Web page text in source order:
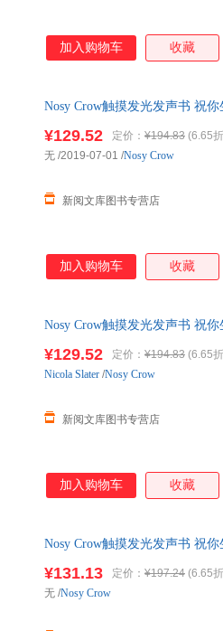
加入购物车 收藏
Nosy Crow触摸发光发声书 祝
¥129.52 定价： ¥194.83 (6.65
新阅文库图书专营店
无 /2019-07-01 /Nosy Crow
加入购物车 收藏
Nosy Crow触摸发光发声书 祝
¥129.52 定价： ¥194.83 (6.65
新阅文库图书专营店
Nicola Slater /Nosy Crow
加入购物车 收藏
Nosy Crow触摸发光发声书 祝
¥131.13 定价： ¥197.24 (6.65
无 /Nosy Crow